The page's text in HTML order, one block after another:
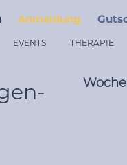
Anmeldung
EVENTS THERAPIE